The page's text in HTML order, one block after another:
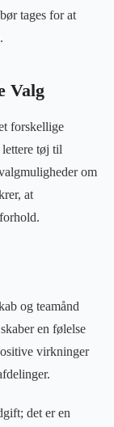
tages for at
Valg
forskellige
tøj til
om
at
og teamånd
en følelse
virkninger
det er en